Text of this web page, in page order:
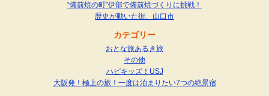
“備前焼の町”伊部で備前焼づくりに挑戦！
歴史が動いた街、山口市
カテゴリー
おとな旅あるき旅
その他
ハピキッズ！USJ
大阪発！極上の旅！一度は泊まりたい7つの絶景宿